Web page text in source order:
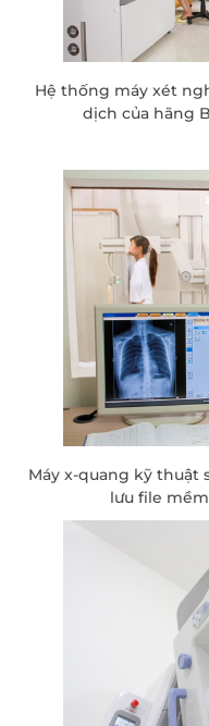
Hệ thống máy xét
dịch của hãng
Máy x-quang kỹ thuật
lưu file